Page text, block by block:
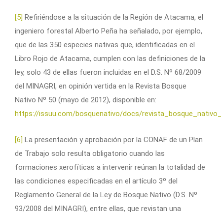
[5] Refiriéndose a la situación de la Región de Atacama, el
ingeniero forestal Alberto Peña ha señalado, por ejemplo,
que de las 350 especies nativas que, identificadas en el
Libro Rojo de Atacama, cumplen con las definiciones de la
ley, solo 43 de ellas fueron incluidas en el D.S. Nº 68/2009
del MINAGRI, en opinión vertida en la Revista Bosque
Nativo Nº 50 (mayo de 2012), disponible en:
https://issuu.com/bosquenativo/docs/
[6] La presentación y aprobación por la CONAF de un Plan
de Trabajo solo resulta obligatorio cuando las
formaciones xerofíticas a intervenir reúnan la totalidad de
las condiciones especificadas en el artículo 3º del
Reglamento General de la Ley de Bosque Nativo (D.S. Nº
93/2008 del MINAGRI), entre ellas, que revistan una